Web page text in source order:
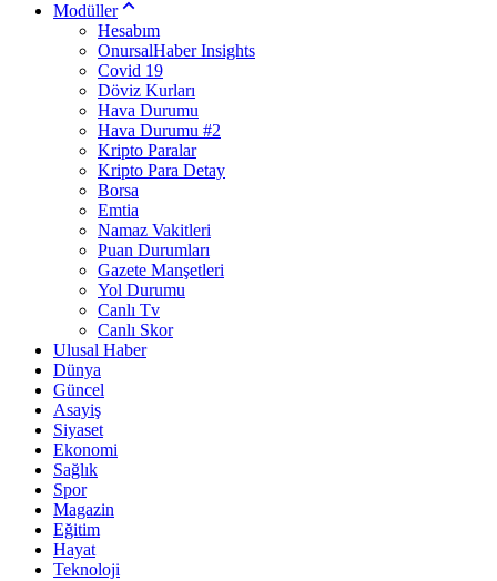
Modüller
Hesabım
OnursalHaber Insights
Covid 19
Döviz Kurları
Hava Durumu
Hava Durumu #2
Kripto Paralar
Kripto Para Detay
Borsa
Emtia
Namaz Vakitleri
Puan Durumları
Gazete Manşetleri
Yol Durumu
Canlı Tv
Canlı Skor
Ulusal Haber
Dünya
Güncel
Asayiş
Siyaset
Ekonomi
Sağlık
Spor
Magazin
Eğitim
Hayat
Teknoloji